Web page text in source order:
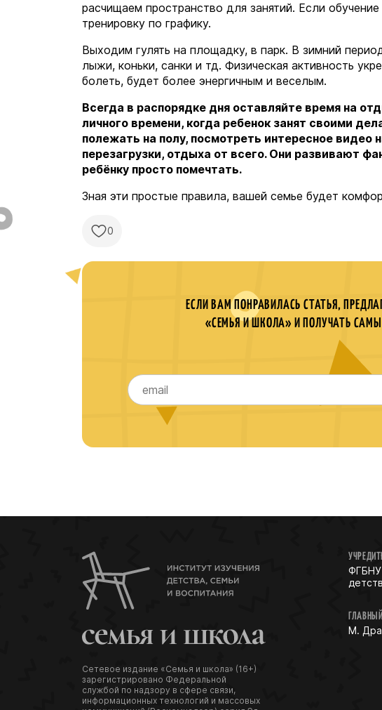
расчищаем пространство для занятий. Если
тренировку по графику.
Выходим гулять на площадку, в парк. В зимний
лыжи, коньки, санки и тд. Физическая активность
болеть, будет более энергичным и веселым.
Всегда в распорядке дня оставляйте время на
личного времени, когда ребенок занят своими
полежать на полу, посмотреть интересное
перезагрузки, отдыха от всего. Они развивают
ребёнку просто помечтать.
Зная эти простые правила, вашей семье будет
0
ЕСЛИ ВАМ ПОНРАВИЛАСЬ СТАТЬЯ,
«СЕМЬЯ И ШКОЛА» И ПОЛУЧАТЬ
Сетевое издание «Семья и школа» (16+)
зарегистрировано Федеральной
службой по надзору в сфере связи,
информационных технологий и массовых
ФГБНУ
М.